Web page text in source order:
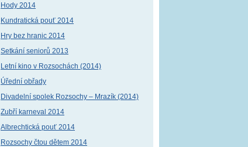
Hody 2014
Kundratická pouť 2014
Hry bez hranic 2014
Setkání seniorů 2013
Letní kino v Rozsochách (2014)
Úřední obřady
Divadelní spolek Rozsochy – Mrazík (2014)
Zubří karneval 2014
Albrechtická pouť 2014
Rozsochy čtou dětem 2014